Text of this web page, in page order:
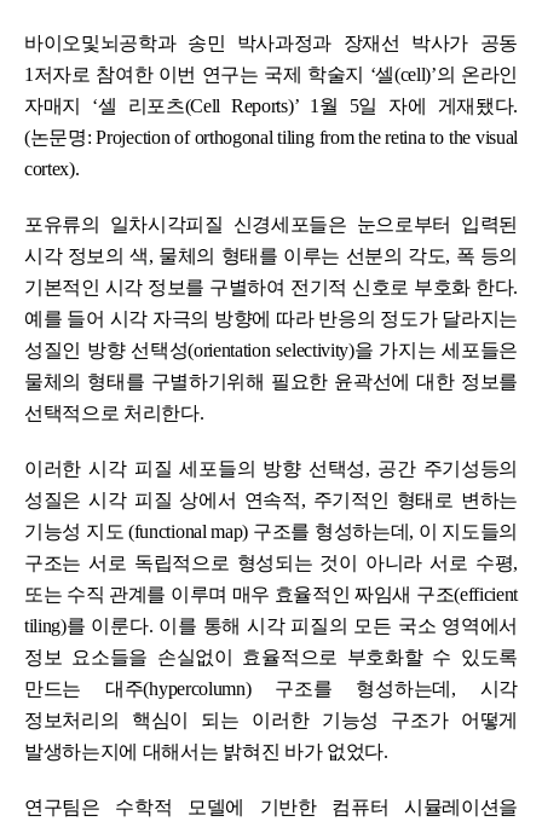
바이오및뇌공학과 송민 박사과정과 장재선 박사가 공동
1저자로 참여한 이번 연구는 국제 학술지 ‘셀(cell)’의 온라인
자매지 ‘셀 리포츠(Cell Reports)’ 1월 5일 자에 게재됐다.
(논문명: Projection of orthogonal tiling from the retina to the visual
cortex).
포유류의 일차시각피질 신경세포들은 눈으로부터 입력된
시각 정보의 색, 물체의 형태를 이루는 선분의 각도, 폭 등의
기본적인 시각 정보를 구별하여 전기적 신호로 부호화 한다.
예를 들어 시각 자극의 방향에 따라 반응의 정도가 달라지는
성질인 방향 선택성(orientation selectivity)을 가지는 세포들은
물체의 형태를 구별하기위해 필요한 윤곽선에 대한 정보를
선택적으로 처리한다.
이러한 시각 피질 세포들의 방향 선택성, 공간 주기성등의
성질은 시각 피질 상에서 연속적, 주기적인 형태로 변하는
기능성 지도 (functional map) 구조를 형성하는데, 이 지도들의
구조는 서로 독립적으로 형성되는 것이 아니라 서로 수평,
또는 수직 관계를 이루며 매우 효율적인 짜임새 구조(efficient
tiling)를 이룬다. 이를 통해 시각 피질의 모든 국소 영역에서
정보 요소들을 손실없이 효율적으로 부호화할 수 있도록
만드는 대주(hypercolumn) 구조를 형성하는데, 시각
정보처리의 핵심이 되는 이러한 기능성 구조가 어떻게
발생하는지에 대해서는 밝혀진 바가 없었다.
연구팀은 수학적 모델에 기반한 컴퓨터 시뮬레이션을